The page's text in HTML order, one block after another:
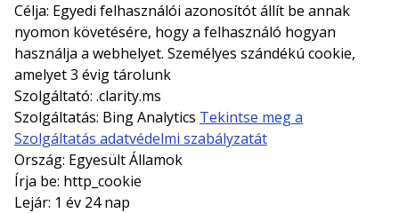
Célja: Egyedi felhasználói azonosítót állít be annak
nyomon követésére, hogy a felhasználó hogyan
használja a webhelyet. Személyes szándékú cookie,
amelyet 3 évig tárolunk
Szolgáltató: .clarity.ms
Szolgáltatás: Bing Analytics Tekintse meg a
Szolgáltatás adatvédelmi szabályzatát
Ország: Egyesült Államok
Írja be: http_cookie
Lejár: 1 év 24 nap